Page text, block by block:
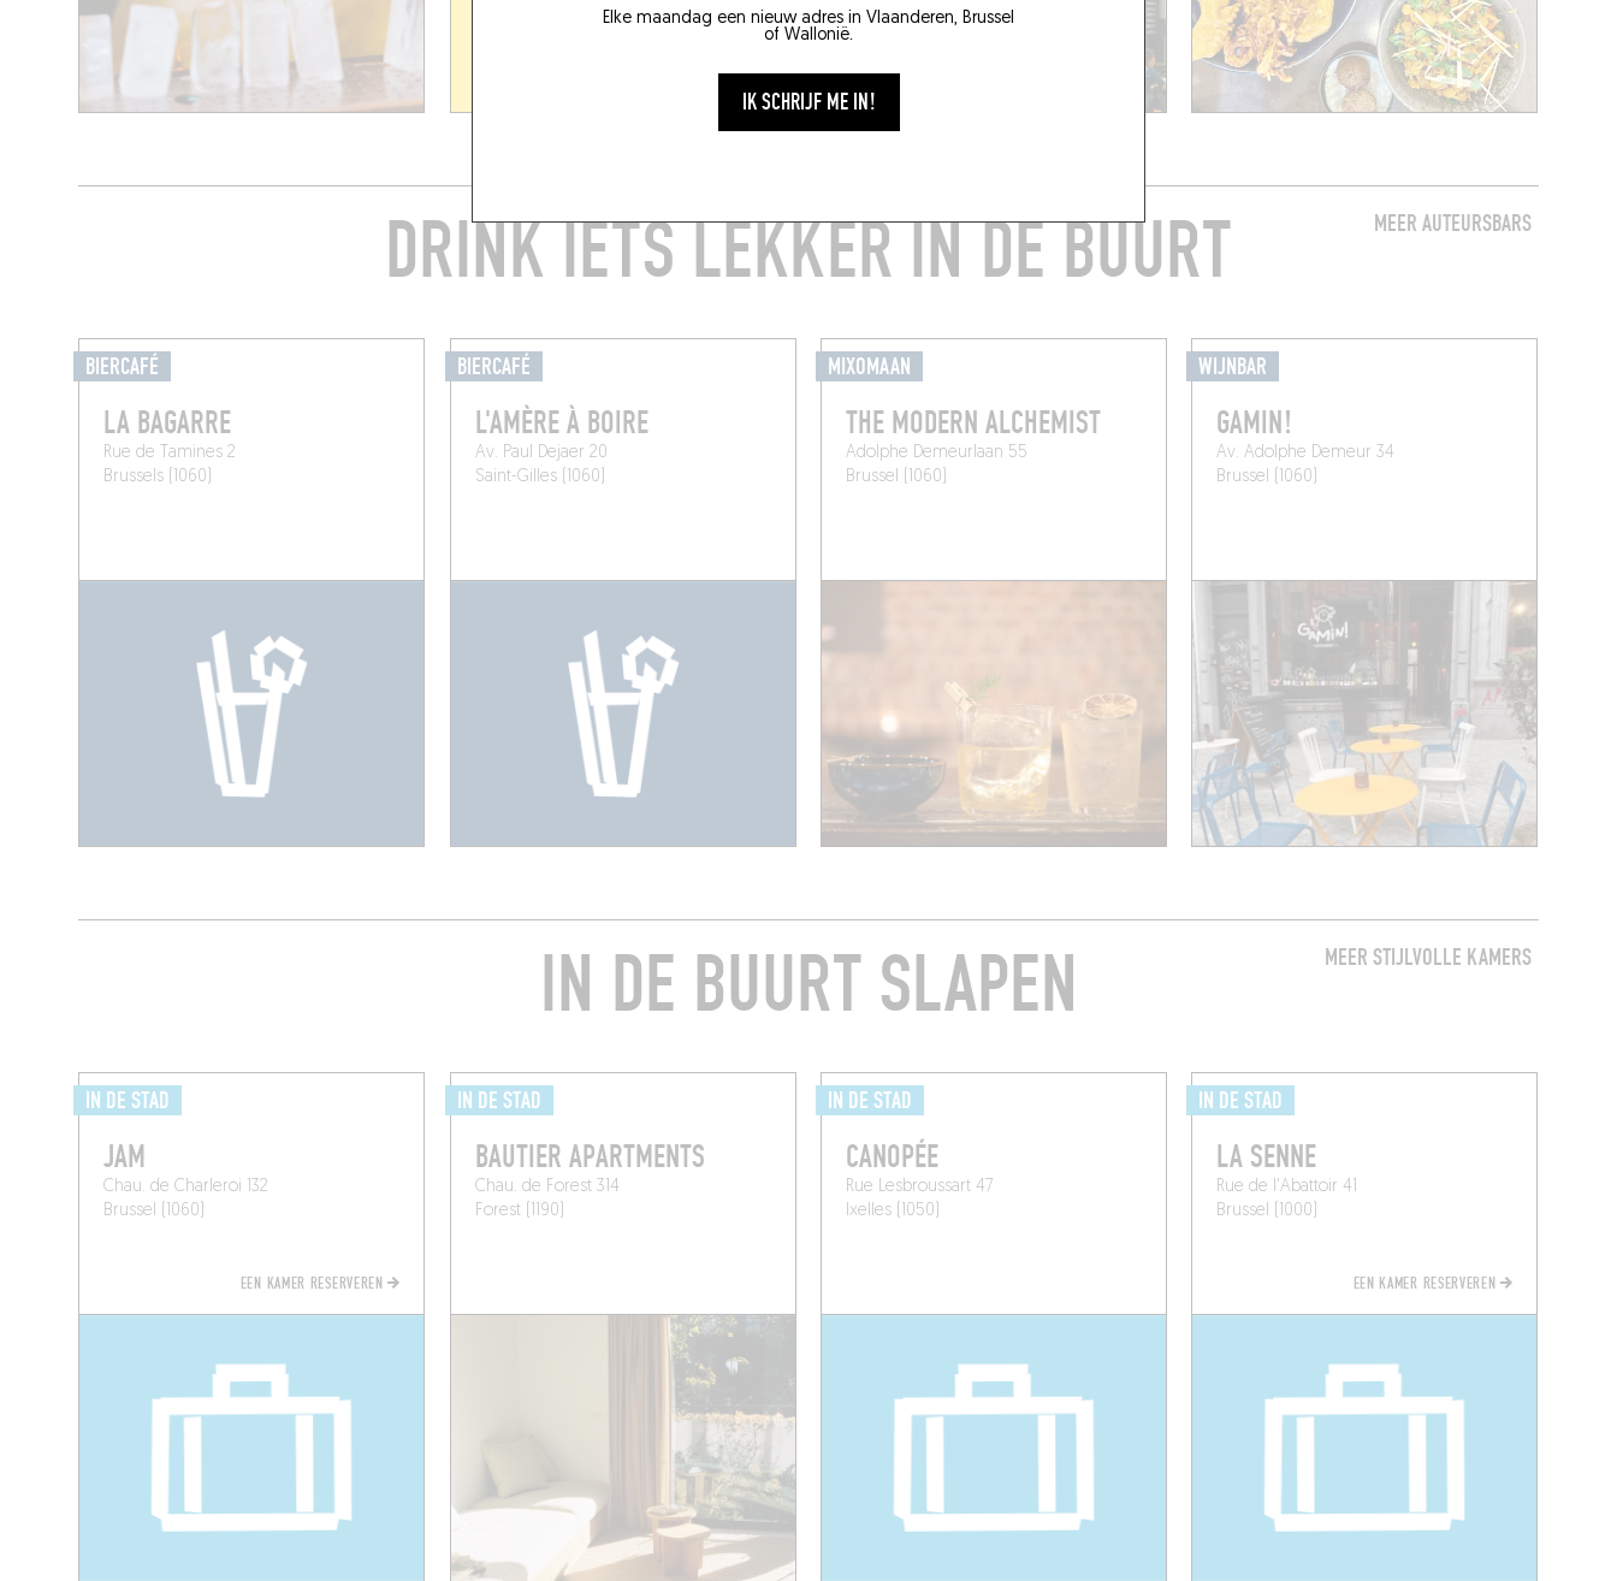
Elke maandag een nieuw adres in Vlaanderen, Brussel
of Wallonië.
IK SCHRIJF ME IN!
MEER AUTEURSBARS
DRINK IETS LEKKER IN DE BUURT
BIERCAFÉ
LA BAGARRE
Rue de Tamines 2
Brussels (1060)
BIERCAFÉ
L'AMÈRE À BOIRE
Av. Paul Dejaer 20
Saint-Gilles (1060)
MIXOMAAN
THE MODERN ALCHEMIST
Adolphe Demeurlaan 55
Brussel (1060)
WIJNBAR
GAMIN!
Av. Adolphe Demeur 34
Brussel (1060)
MEER STIJLVOLLE KAMERS
IN DE BUURT SLAPEN
IN DE STAD
JAM
Chau. de Charleroi 132
Brussel (1060)
EEN KAMER RESERVEREN
IN DE STAD
BAUTIER APARTMENTS
Chau. de Forest 314
Forest (1190)
IN DE STAD
CANOPÉE
Rue Lesbroussart 47
Ixelles (1050)
IN DE STAD
LA SENNE
Rue de l'Abattoir 41
Brussel (1000)
EEN KAMER RESERVEREN